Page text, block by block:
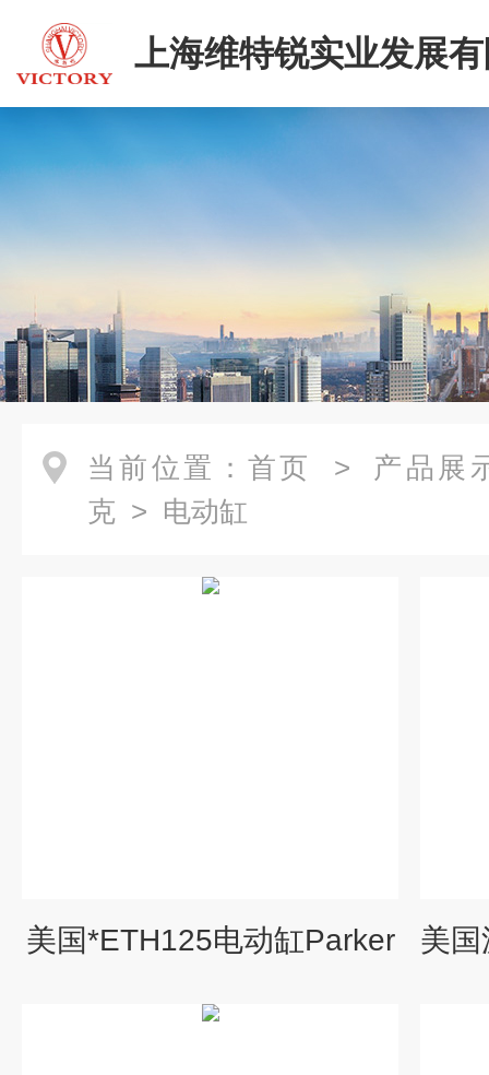
上海维特锐实业发展
当前位置： 首页 > 产品展
克 > 电动缸
美国*ETH125电动缸Parker